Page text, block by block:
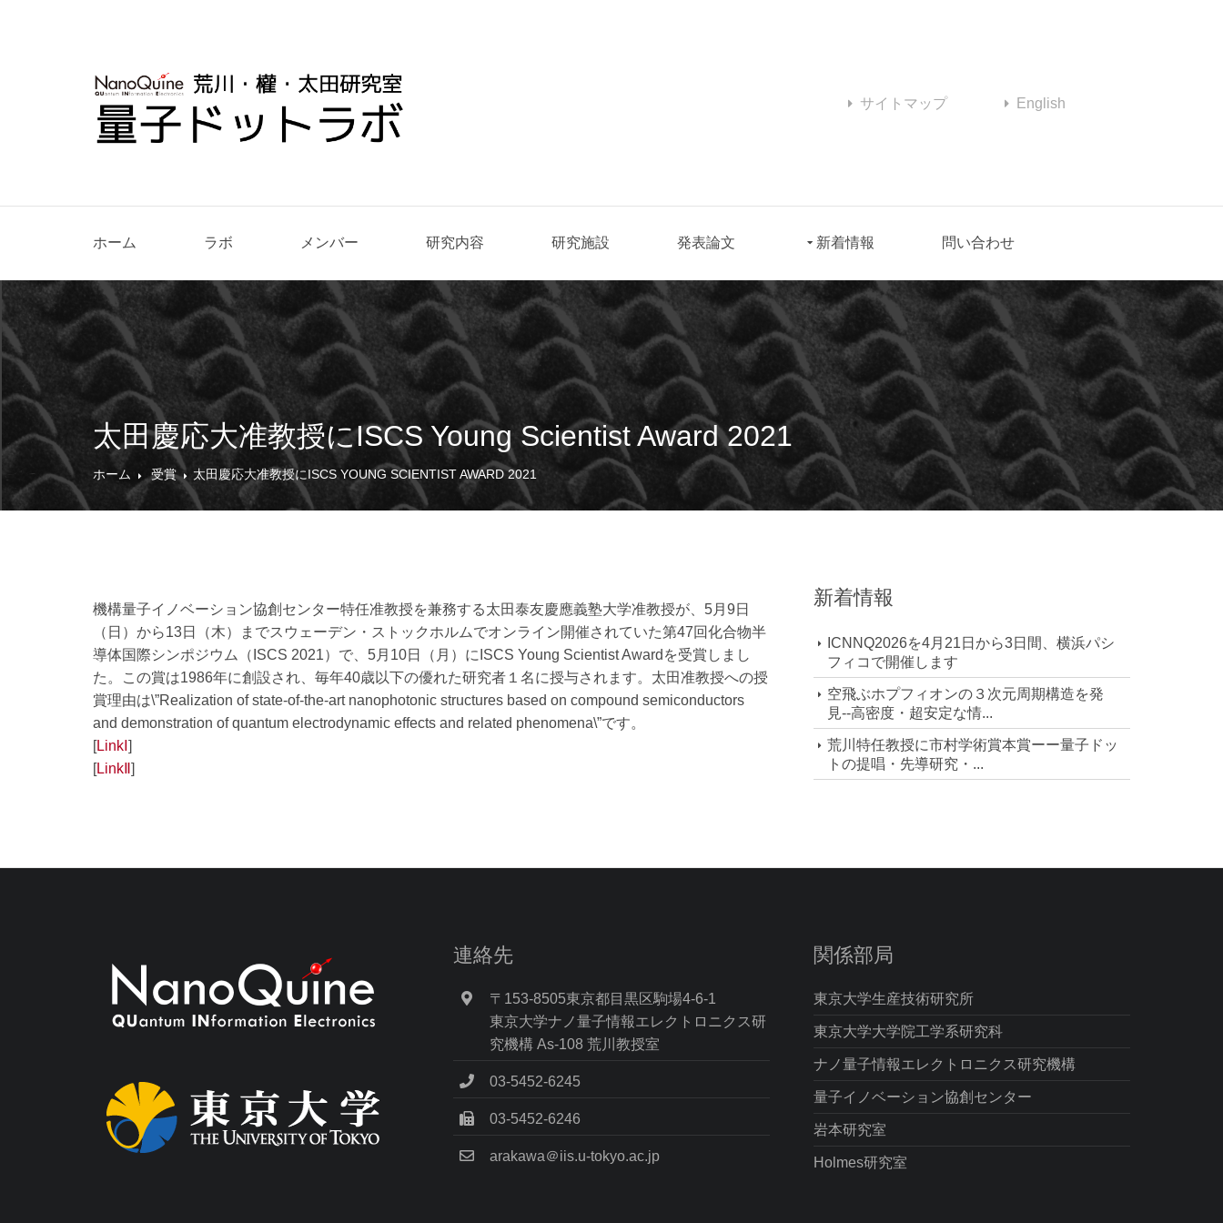
サイトマップ English
ホーム ラボ メンバー 研究内容 研究施設 発表論文 新着情報 問い合わせ
太田慶応大准教授にISCS Young Scientist Award 2021
ホーム 受賞 太田慶応大准教授にISCS YOUNG SCIENTIST AWARD 2021
機構量子イノベーション協創センター特任准教授を兼務する太田泰友慶應義塾大学准教授が、5月9日
（日）から13日（木）までスウェーデン・ストックホルムでオンライン開催されていた第47回化合物半
導体国際シンポジウム（ISCS 2021）で、5月10日（月）にISCS Young Scientist Awardを受賞しまし
た。この賞は1986年に創設され、毎年40歳以下の優れた研究者１名に授与されます。太田准教授への授
賞理由は\”Realization of state-of-the-art nanophotonic structures based on compound semiconductors
and demonstration of quantum electrodynamic effects and related phenomena\”です。
[LinkⅠ ]
[LinkⅡ ]
新着情報
ICNNQ2026を4月21日から3日間、横浜パシ
フィコで開催します
空飛ぶホプフィオンの３次元周期構造を発
見--高密度・超安定な情...
荒川特任教授に市村学術賞本賞ーー量子ドッ
トの提唱・先導研究・...
連絡先
〒153-8505東京都目黒区駒場4-6-1
東京大学ナノ量子情報エレクトロニクス研
究機構 As-108 荒川教授室
03-5452-6245
03-5452-6246
arakawa＠iis.u-tokyo.ac.jp
関係部局
東京大学生産技術研究所
東京大学大学院工学系研究科
ナノ量子情報エレクトロニクス研究機構
量子イノベーション協創センター
岩本研究室
Holmes研究室